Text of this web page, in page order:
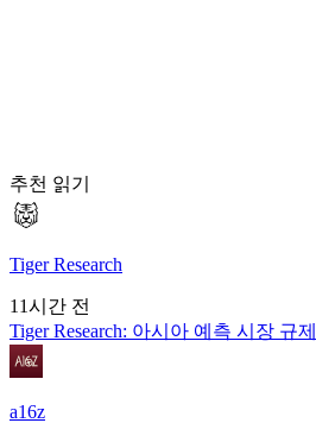
추천 읽기
Tiger Research
11시간 전
Tiger Research: 아시아 예측 시장 규
a16z